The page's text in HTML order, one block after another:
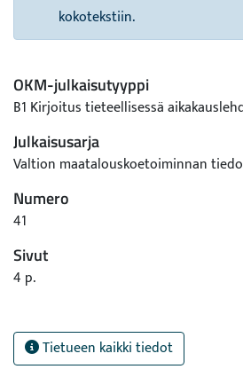
kokotekstiin.
OKM-julkaisutyyppi
B1 Kirjoitus tieteellisessä
Julkaisusarja
Valtion maatalouskoetoiminnan
Numero
41
Sivut
4 p.
Tietueen kaikki tiedot